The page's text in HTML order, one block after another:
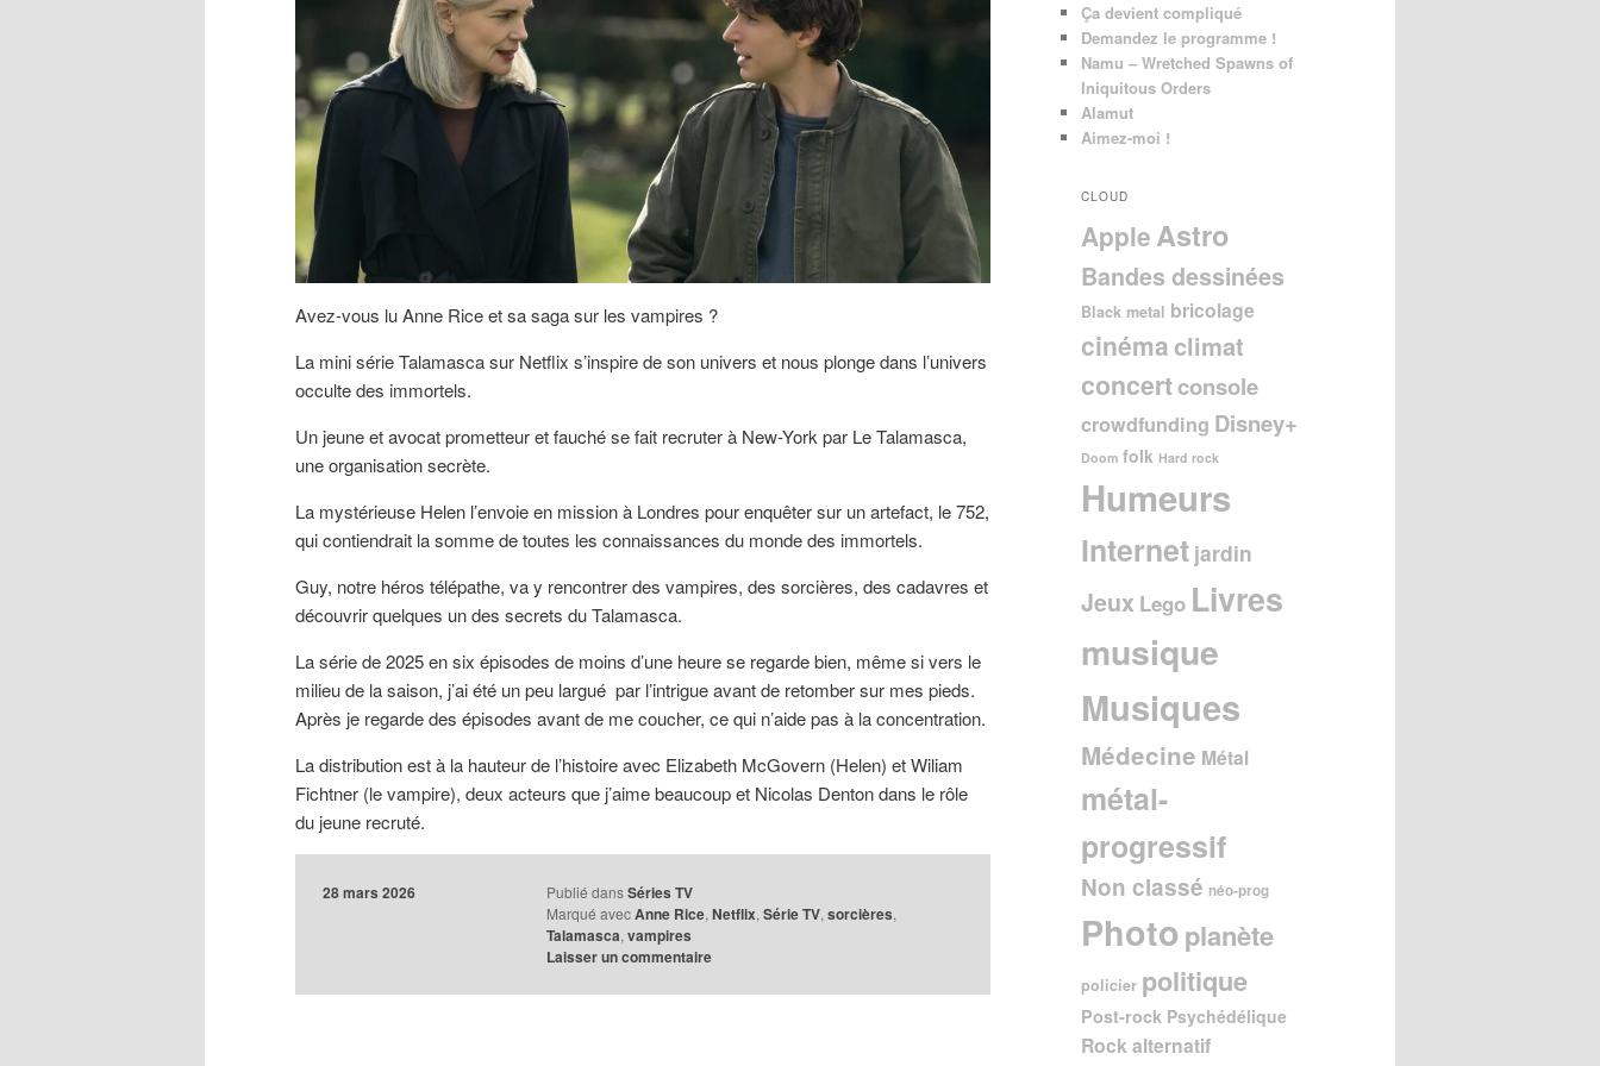
Avez-vous lu Anne Rice et sa saga sur les vampires ?
La mini série Talamasca sur Netflix s’inspire de son univers et nous plonge dans l’univers
occulte des immortels.
Un jeune et avocat prometteur et fauché se fait recruter à New-York par Le Talamasca,
une organisation secrète.
La mystérieuse Helen l’envoie en mission à Londres pour enquêter sur un artefact, le 752,
qui contiendrait la somme de toutes les connaissances du monde des immortels.
Guy, notre héros télépathe, va y rencontrer des vampires, des sorcières, des cadavres et
découvrir quelques un des secrets du Talamasca.
La série de 2025 en six épisodes de moins d’une heure se regarde bien, même si vers le
milieu de la saison, j’ai été un peu largué par l’intrigue avant de retomber sur mes pieds.
Après je regarde des épisodes avant de me coucher, ce qui n’aide pas à la concentration.
La distribution est à la hauteur de l’histoire avec Elizabeth McGovern (Helen) et Wiliam
Fichtner (le vampire), deux acteurs que j’aime beaucoup et Nicolas Denton dans le rôle
du jeune recruté.
28 mars 2026 Publié dans Séries TV
Marqué avec Anne Rice,Netflix,Série TV,sorcières,
Talamasca,vampires
Laisser un commentaire
Ça devient compliqué
Demandez le programme !
Namu – Wretched Spawns of
Iniquitous Orders
Alamut
Aimez-moi !
CLOUD
Apple Astro
Bandes dessinées
Black metal bricolage
cinéma climat
concertconsole
crowdfunding Disney+
Doom folk Hard rock
Humeurs
Internet jardin
Jeux Lego Livres
musique
Musiques
Médecine Métal
métal-
progressif
Non classé néo-prog
Photo planète
policier politique
Post-rock Psychédélique
Rock alternatif